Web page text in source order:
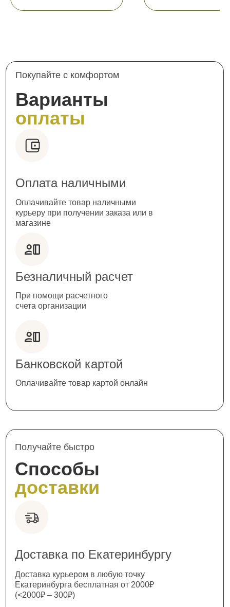
Покупайте с комфортом
Варианты
оплаты
Оплата наличными
Оплачивайте товар наличными
курьеру при получении заказа или в
магазине
Безналичный расчет
При помощи расчетного
счета организации
Банковской картой
Оплачивайте товар картой онлайн
Получайте быстро
Способы
доставки
Доставка по Екатеринбургу
Доставка курьером в любую точку
Екатеринбурга бесплатная от 2000₽
(<2000₽ – 300₽)